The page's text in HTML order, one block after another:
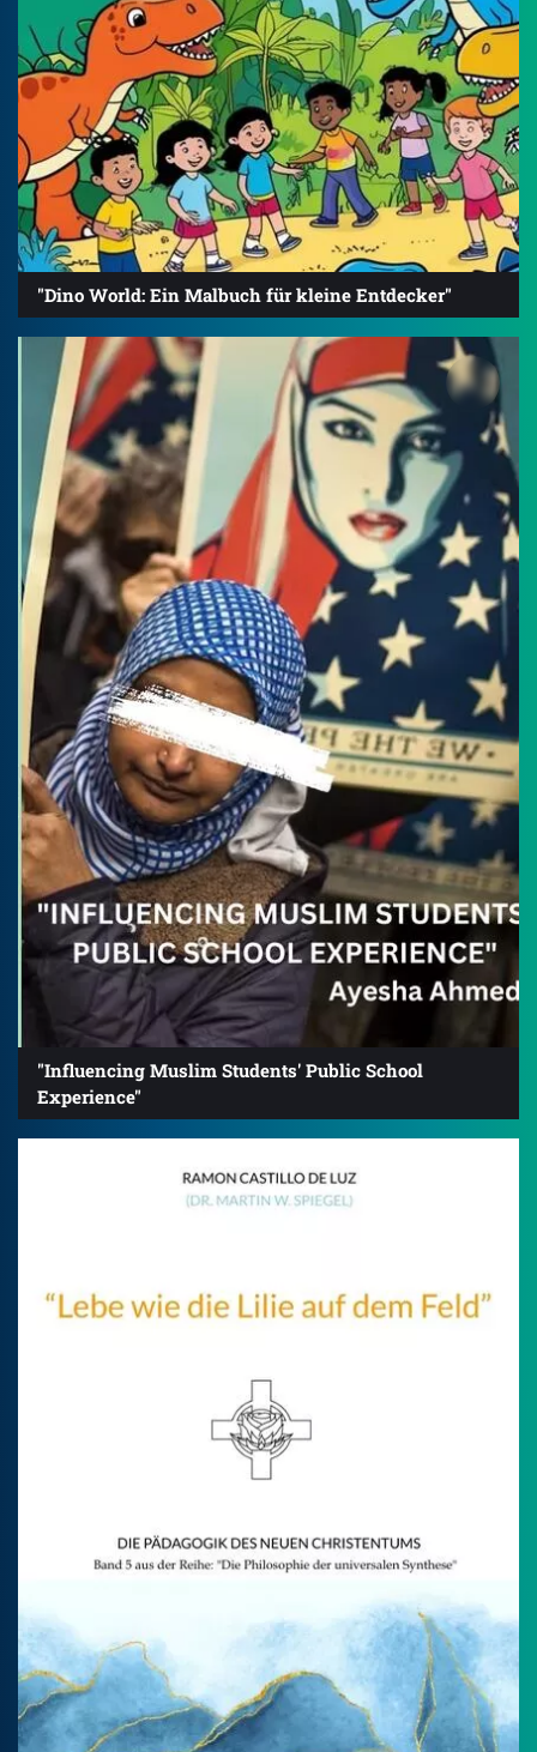
"Dino World: Ein Malbuch für kleine Entdecker"
"Influencing Muslim Students' Public School
Experience"